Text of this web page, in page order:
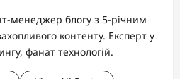
менеджер блогу з 5-річним
контенту. Експерт у
фанат технологій.